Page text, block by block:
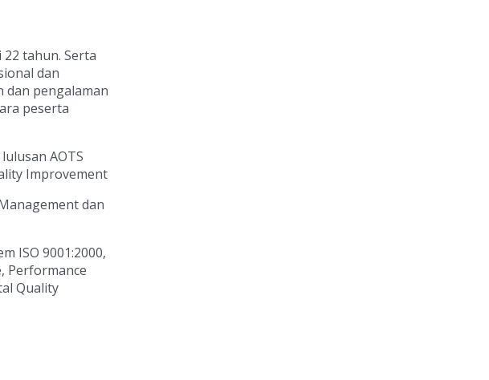
tahun. Serta
dan
dan pengalaman
peserta
AOTS
Improvement
dan
ISO 9001:2000,
Performance
Quality